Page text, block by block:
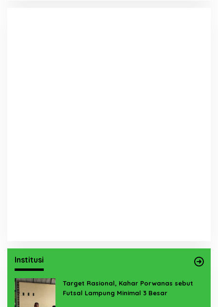
Institusi
Target Rasional, Kahar Porwanas sebut
Futsal Lampung Minimal 3 Besar